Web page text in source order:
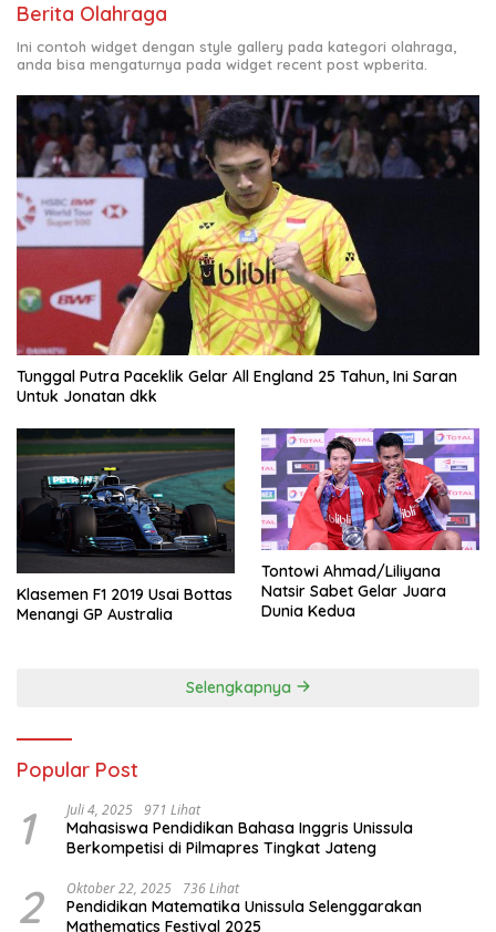
Berita Olahraga
Ini contoh widget dengan style gallery pada kategori olahraga,
anda bisa mengaturnya pada widget recent post wpberita.
Tunggal Putra Paceklik Gelar All England 25 Tahun, Ini Saran
Untuk Jonatan dkk
Klasemen F1 2019 Usai Bottas
Menangi GP Australia
Tontowi Ahmad/Liliyana
Natsir Sabet Gelar Juara
Dunia Kedua
Selengkapnya
Popular Post
1 Juli 4, 2025 971 Lihat
Mahasiswa Pendidikan Bahasa Inggris Unissula
Berkompetisi di Pilmapres Tingkat Jateng
2 Oktober 22, 2025 736 Lihat
Pendidikan Matematika Unissula Selenggarakan
Mathematics Festival 2025